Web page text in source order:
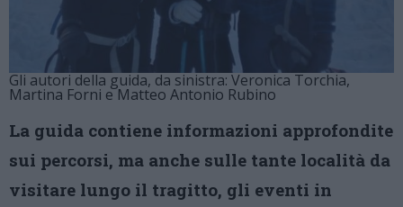
Gli autori della guida, da sinistra: Veronica Torchia,
Martina Forni e Matteo Antonio Rubino
La guida contiene informazioni approfondite
sui percorsi, ma anche sulle tante località da
visitare lungo il tragitto, gli eventi in